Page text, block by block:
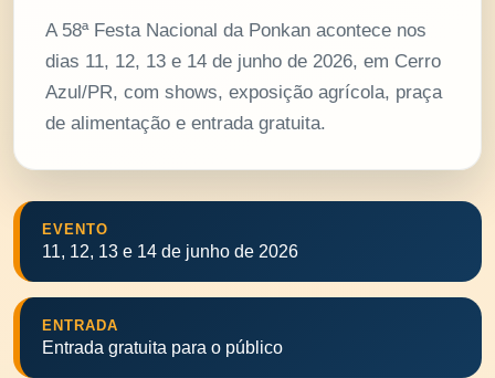
A 58ª Festa Nacional da Ponkan acontece nos
dias 11, 12, 13 e 14 de junho de 2026, em Cerro
Azul/PR, com shows, exposição agrícola, praça
de alimentação e entrada gratuita.
EVENTO
11, 12, 13 e 14 de junho de 2026
ENTRADA
Entrada gratuita para o público